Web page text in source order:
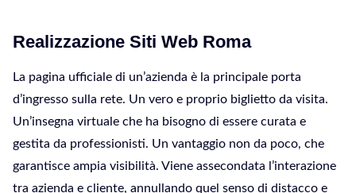
Realizzazione Siti Web Roma
La pagina ufficiale di un’azienda è la principale porta
d’ingresso sulla rete. Un vero e proprio biglietto da visita.
Un’insegna virtuale che ha bisogno di essere curata e
gestita da professionisti. Un vantaggio non da poco, che
garantisce ampia visibilità. Viene assecondata l’interazione
tra azienda e cliente, annullando quel senso di distacco e